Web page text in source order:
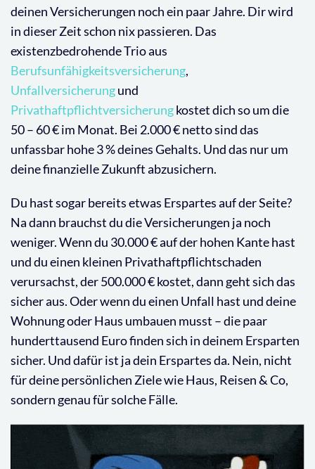
deinen Versicherungen noch ein paar Jahre. Dir wird
in dieser Zeit schon nix passieren. Das
existenzbedrohende Trio aus
Berufsunfähigkeitsversicherung,
Unfallversicherungund
Privathaftpflichtversicherungkostet dich so um die
50 – 60 € im Monat. Bei 2.000 € netto sind das
unfassbar hohe 3 % deines Gehalts. Und das nur um
deine finanzielle Zukunft abzusichern.
Du hast sogar bereits etwas Erspartes auf der Seite?
Na dann brauchst du die Versicherungen ja noch
weniger. Wenn du 30.000 € auf der hohen Kante hast
und du einen kleinen Privathaftpflichtschaden
verursachst, der 500.000 € kostet, dann geht sich das
sicher aus. Oder wenn du einen Unfall hast und deine
Wohnung oder Haus umbauen musst – die paar
hunderttausend Euro finden sich in deinem Ersparten
sicher. Und dafür ist ja dein Erspartes da. Nein, nicht
für deine persönlichen Ziele wie Haus, Reisen & Co,
sondern genau für solche Fälle.